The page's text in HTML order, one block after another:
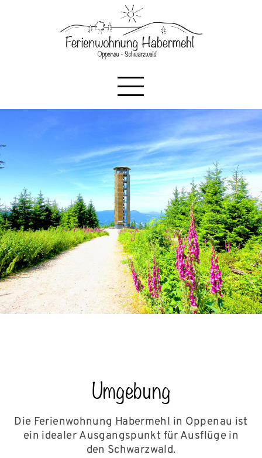
Umgebung
Die Ferienwohnung Habermehl in Oppenau ist
ein idealer Ausgangspunkt für Ausflüge in
den Schwarzwald.